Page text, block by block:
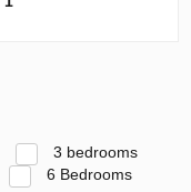
3 bedrooms
6 Bedrooms